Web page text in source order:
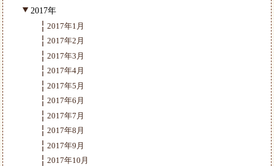
2017年
2017年1月
2017年2月
2017年3月
2017年4月
2017年5月
2017年6月
2017年7月
2017年8月
2017年9月
2017年10月